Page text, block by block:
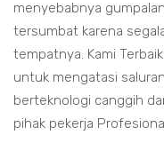
menyebabnya
tersumbat karena
tempatnya. Kami
untuk mengatasi
berteknologi canggih
pihak pekerja